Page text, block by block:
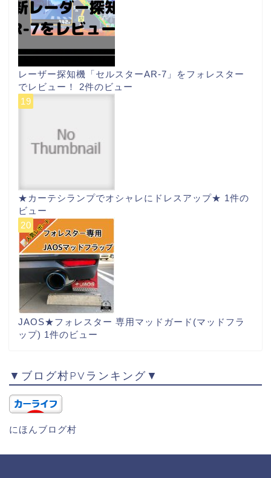
レーザー探知機「セルスターAR-7」をフォレスター
でレビュー！ 2件のビュー
★カーテシランプでオシャレにドレスアップ★ 1件の
ビュー
JAOS★フォレスター 専用マッドガード(マッドフラ
ップ) 1件のビュー
▼ブログ村PVランキング▼
にほんブログ村